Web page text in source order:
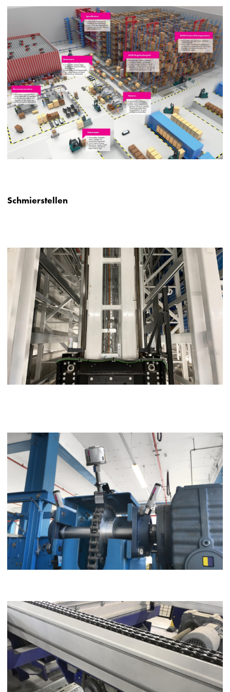
Schmierstellen